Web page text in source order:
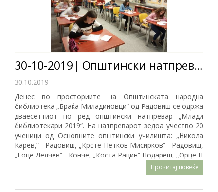
30-10-2019| Општински натпревар Млади библиотекари 2019
30.10.2019
Денес во просториите на Општинската народна
библиотека „Браќа Миладиновци“ од Радовиш се одржа
дваесеттиот по ред општински натпревар „Млади
библиотекари 2019“. На натпреварот зедоа учество 20
ученици од Основните општински училишта: „Никола
Карев,“ - Радовиш, „Крсте Петков Мисирков“ - Радовиш,
„Гоце Делчев“ - Конче, „Коста Рацин“ Подареш, „Орце Н
Прочитај повеќе